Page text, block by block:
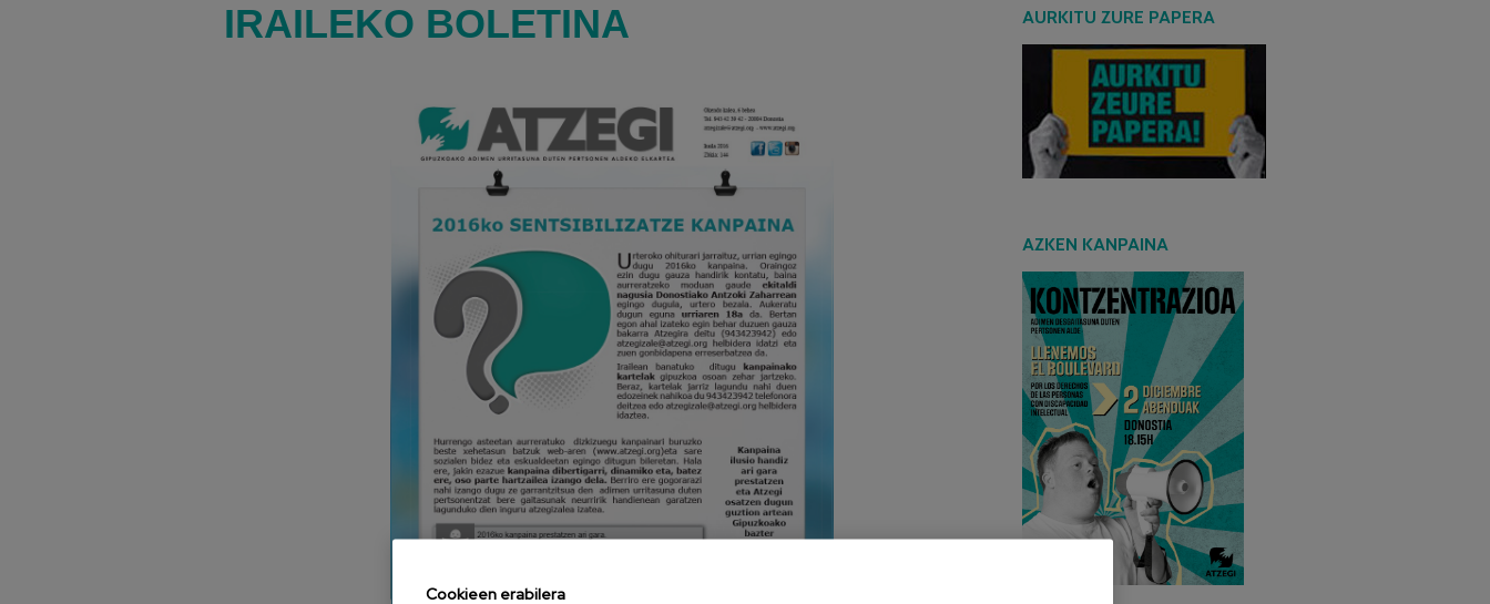
IRAILEKO BOLETINA AURKITU ZURE PAPERA
AZKEN KANPAINA
Cookieen erabilera